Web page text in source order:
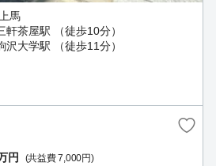
馬
茶屋駅 （徒歩10分）
大学駅 （徒歩11分）
円 (共益費 7,000円)